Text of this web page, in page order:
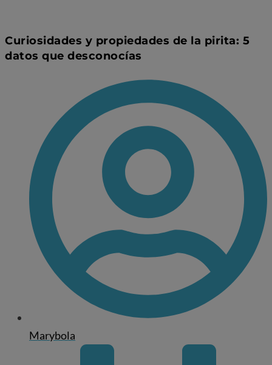
Curiosidades y propiedades de la pirita: 5
datos que desconocías
Marybola